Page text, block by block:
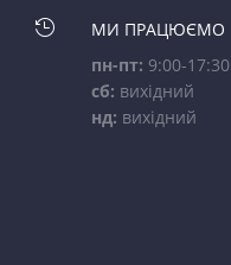

МИ ПРАЦЮЄМО
пн-пт: 9:00-17:30
сб: вихідний
нд: вихідний